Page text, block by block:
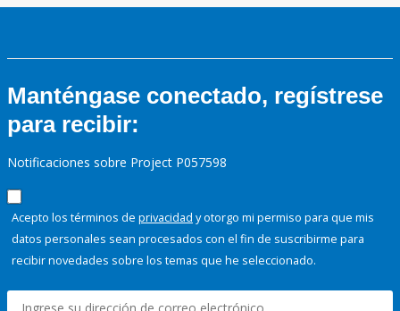
Manténgase conectado, regístrese
para recibir:
Notificaciones sobre Project P057598
Acepto los términos de privacidad y otorgo mi permiso para que mis
datos personales sean procesados con el fin de suscribirme para
recibir novedades sobre los temas que he seleccionado.